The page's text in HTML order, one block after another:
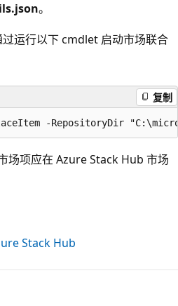
。
运行以下 cmdlet 启动市场联合
复制
场项应在 Azure Stack Hub 市场
Stack Hub